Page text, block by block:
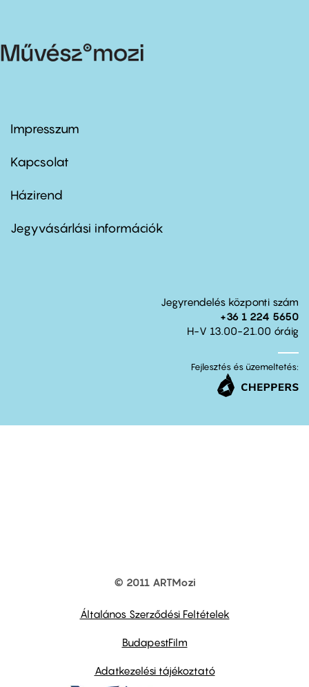
Footer
first
Impresszum
Kapcsolat
Footer
second
Házirend
Jegyvásárlási információk
Jegyrendelés központi szám
+36 1 224 5650
H-V 13.00-21.00 óráig
Fejlesztés és üzemeltetés:
© 2011 ARTMozi
Általános Szerződési Feltételek
BudapestFilm
Adatkezelési tájékoztató